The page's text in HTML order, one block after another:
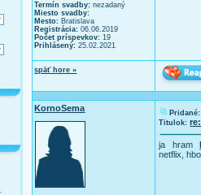
Termín svadby: nezadaný
Miesto svadby:
Mesto: Bratislava
Registrácia: 06.06.2019
Počet príspevkov: 19
Prihlásený: 25.02.2021
späť hore »
KornoSema Pridané:
Titulok:
ja hram
netflix,